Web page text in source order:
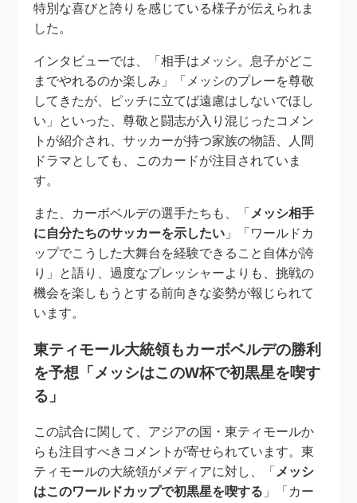
特別な喜びと誇りを感じている様子が伝えられま
した。
インタビューでは、「相手はメッシ。息子がどこ
までやれるのか楽しみ」「メッシのプレーを尊敬
してきたが、ピッチに立てば遠慮はしないでほし
い」といった、尊敬と闘志が入り混じったコメン
トが紹介され、サッカーが持つ家族の物語、人間
ドラマとしても、このカードが注目されていま
す。
また、カーボベルデの選手たちも、「 メッシ相手
に自分たちのサッカーを示したい 」「ワールドカ
ップでこうした大舞台を経験できること自体が誇
り」と語り、過度なプレッシャーよりも、挑戦の
機会を楽しもうとする前向きな姿勢が報じられて
います。
東ティモール大統領もカーボベルデの勝利
を予想「メッシはこのW杯で初黒星を喫す
る」
この試合に関して、アジアの国・東ティモールか
らも注目すべきコメントが寄せられています。東
ティモールの大統領がメディアに対し、「 メッシ
はこのワールドカップで初黒星を喫する 」「カー